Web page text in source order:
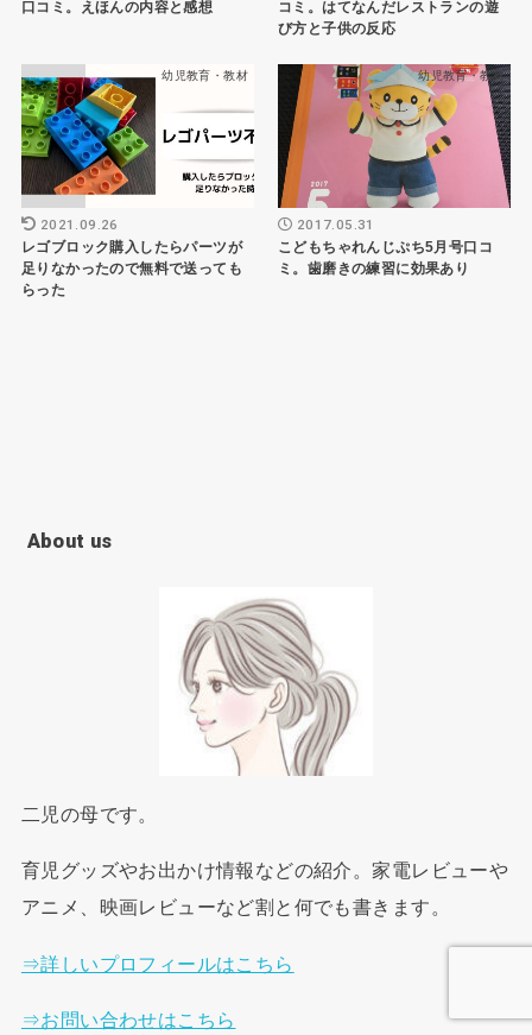
口コミ。えほんの内容と感想
コミ。はてなんだレストランの遊
び方と子供の反応
幼児教育・教材
2021.09.26
レゴブロック購入したらパーツが
足りなかったので無料で送っても
らった
幼児教育・教材
2017.05.31
こどもちゃれんじぷち5月号口コ
ミ。歯磨きの練習に効果あり
About us
二児の母です。
育児グッズやお出かけ情報などの紹介。家電レビューや
アニメ、映画レビューなど割と何でも書きます。
⇒詳しいプロフィールはこちら
⇒お問い合わせはこちら